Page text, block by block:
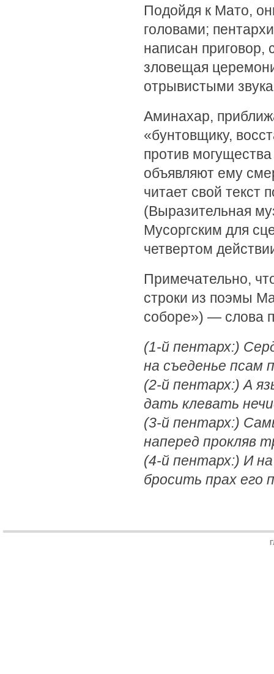
Подойдя к Мато,
головами;
написан приговор,
зловещая
отрывистыми
Аминахар,
«бунтовщику,
против
объявляют ему
читает свой текст
(Выразительная
Мусоргским для
четвертом
Примечательно,
строки из поэмы
соборе») — слова
(1-й пентарх:)
на съеденье псам
(2-й пентарх:) А
дать клевать
(3-й пентарх:)
наперед прокляв
(4-й пентарх:) И
бросить прах его